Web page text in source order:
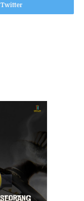
Twitter